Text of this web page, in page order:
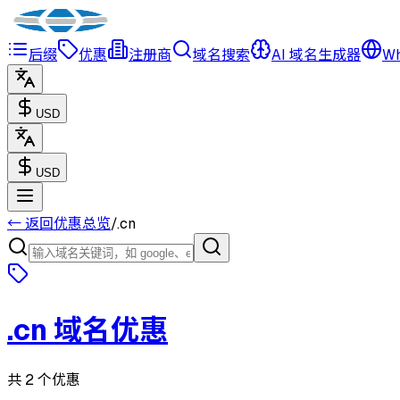
后缀 优惠 注册商 域名搜索 AI 域名生成器
USD
USD
← 返回优惠总览/.cn
.cn 域名优惠
共 2 个优惠